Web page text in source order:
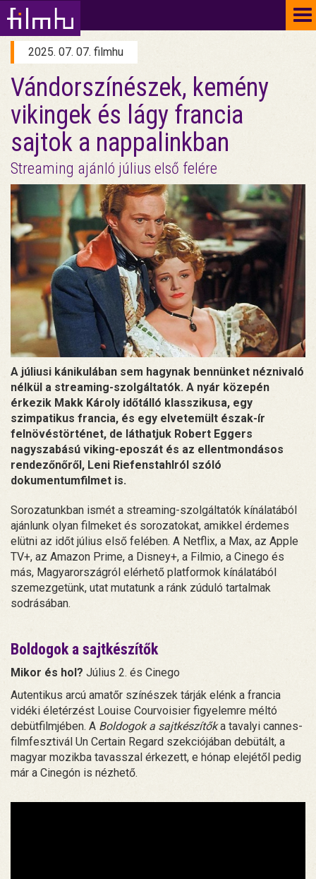
2025. 07. 07. filmhu
Vándorszínészek, kemény
vikingek és lágy francia
sajtok a nappalinkban
Streaming ajánló július első felére
A júliusi kánikulában sem hagynak bennünket néznivaló
nélkül a streaming-szolgáltatók. A nyár közepén
érkezik Makk Károly időtálló klasszikusa, egy
szimpatikus francia, és egy elvetemült észak-ír
felnövéstörténet, de láthatjuk Robert Eggers
nagyszabású viking-eposzát és az ellentmondásos
rendezőnőről, Leni Riefenstahlról szóló
dokumentumfilmet is.
Sorozatunkban ismét a streaming-szolgáltatók kínálatából
ajánlunk olyan filmeket és sorozatokat, amikkel érdemes
elütni az időt július első felében. A Netflix, a Max, az Apple
TV+, az Amazon Prime, a Disney+, a Filmio, a Cinego és
más, Magyarországról elérhető platformok kínálatából
szemezgetünk, utat mutatunk a ránk zúduló tartalmak
sodrásában.
Boldogok a sajtkészítők
Mikor és hol? Július 2. és Cinego
Autentikus arcú amatőr színészek tárják elénk a francia
vidéki életérzést Louise Courvoisier figyelemre méltó
debütfilmjében. A Boldogok a sajtkészítőka tavalyi cannes-
filmfesztivál Un Certain Regard szekciójában debütált, a
magyar mozikba tavasszal érkezett, e hónap elejétől pedig
már a Cinegón is nézhető.